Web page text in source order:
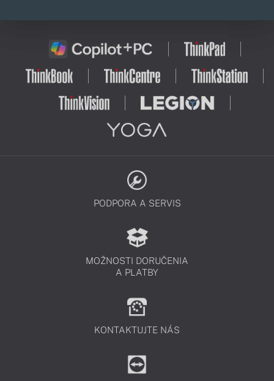
PODPORA A SERVIS
MOŽNOSTI DORUČENIA
A PLATBY
KONTAKTUJTE NÁS